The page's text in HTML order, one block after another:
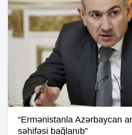
“Ermənistanla Azərbaycan
səhifəsi bağlanıb”